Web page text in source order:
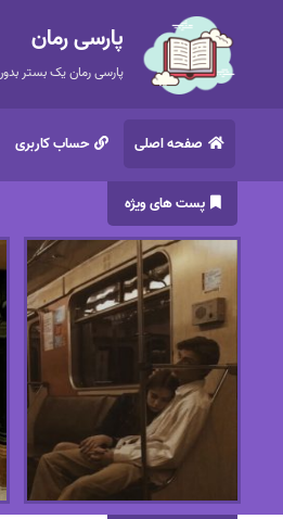
پارسی رمان
پارسی رمان یک بستر
صفحه اصلی حساب کاربری
پست های ویژه